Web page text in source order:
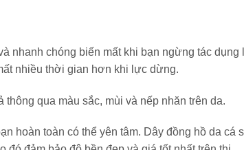
nhanh chóng biến mất khi bạn ngừng tác dụng
nhiều thời gian hơn khi lực dừng.
qua màu sắc, mùi và nếp nhăn trên da.
hoàn toàn có thể yên tâm. Dây đồng hồ da cá